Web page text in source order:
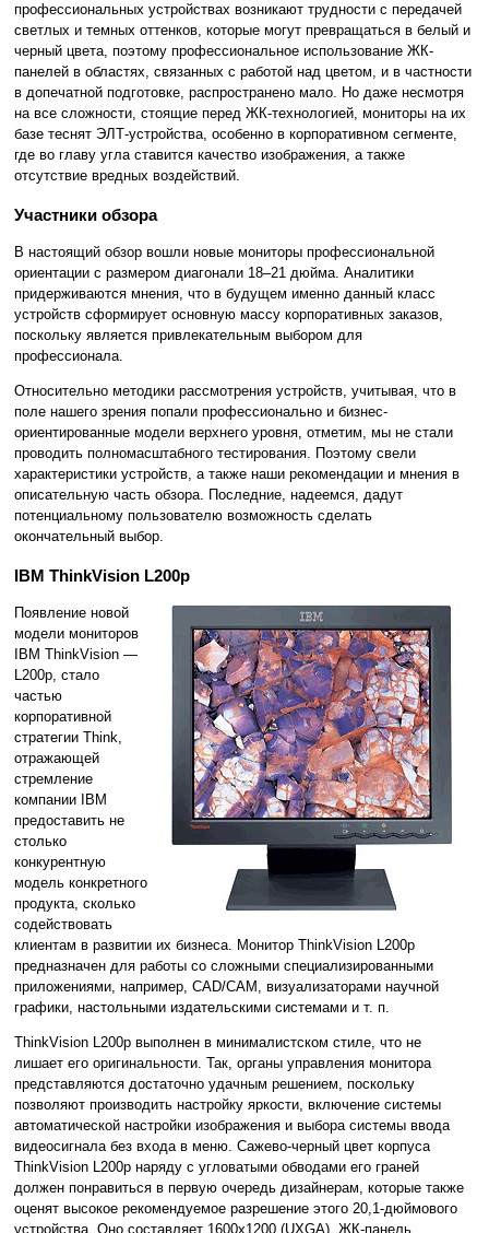
профессиональных устройствах возникают трудности с передачей
светлых и темных оттенков, которые могут превращаться в белый и
черный цвета, поэтому профессиональное использование ЖК-
панелей в областях, связанных с работой над цветом, и в частности
в допечатной подготовке, распространено мало. Но даже несмотря
на все сложности, стоящие перед ЖК-технологией, мониторы на их
базе теснят ЭЛТ-устройства, особенно в корпоративном сегменте,
где во главу угла ставится качество изображения, а также
отсутствие вредных воздействий.
Участники обзора
В настоящий обзор вошли новые мониторы профессиональной
ориентации с размером диагонали 18–21 дюйма. Аналитики
придерживаются мнения, что в будущем именно данный класс
устройств сформирует основную массу корпоративных заказов,
поскольку является привлекательным выбором для
профессионала.
Относительно методики рассмотрения устройств, учитывая, что в
поле нашего зрения попали профессионально и бизнес-
ориентированные модели верхнего уровня, отметим, мы не стали
проводить полномасштабного тестирования. Поэтому свели
характеристики устройств, а также наши рекомендации и мнения в
описательную часть обзора. Последние, надеемся, дадут
потенциальному пользователю возможность сделать
окончательный выбор.
IBM ThinkVision L200p
Появление новой
модели мониторов
IBM ThinkVision —
L200p, стало
частью
корпоративной
стратегии Think,
отражающей
стремление
компании IBM
предоставить не
столько
конкурентную
модель конкретного
продукта, сколько
содействовать
клиентам в развитии их бизнеса. Монитор ThinkVision L200p
предназначен для работы со сложными специализированными
приложениями, например, CAD/CAM, визуализаторами научной
графики, настольными издательскими системами и т. п.
ThinkVision L200p выполнен в минималистском стиле, что не
лишает его оригинальности. Так, органы управления монитора
представляются достаточно удачным решением, поскольку
позволяют производить настройку яркости, включение системы
автоматической настройки изображения и выбора системы ввода
видеосигнала без входа в меню. Сажево-черный цвет корпуса
ThinkVision L200p наряду с угловатыми обводами его граней
должен понравиться в первую очередь дизайнерам, которые также
оценят высокое рекомендуемое разрешение этого 20,1-дюймового
устройства. Оно составляет 1600x1200 (UXGA). ЖК-панель